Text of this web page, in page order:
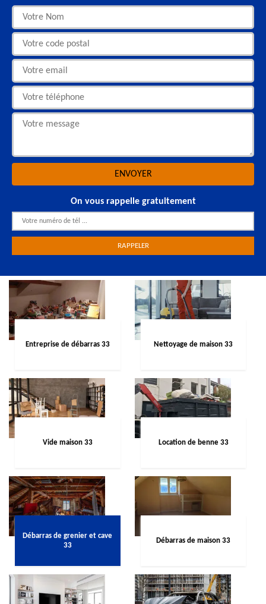
On vous rappelle gratuitement
Entreprise de débarras 33 Nettoyage de maison 33
Vide maison 33 Location de benne 33
Débarras de grenier et cave
33
Débarras de maison 33